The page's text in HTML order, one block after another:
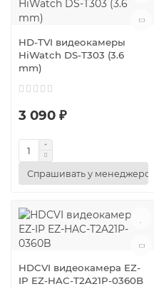
HD-TVI видеокамеры
HiWatch DS-T303 (3.6
mm)
3 090 ₽
Спрашивать у менеджеров
HDCVI видеокамера EZ-
IP EZ-HAC-T2A21P-0360B